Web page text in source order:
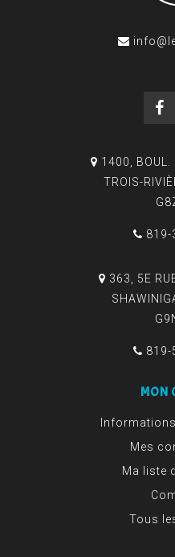
1400, BOUL.
TROIS-
819-
363, 5E
819-
MON
Mes
Ma liste
Tous